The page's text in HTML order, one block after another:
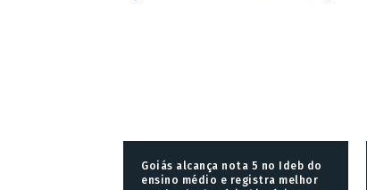
Goiás alcança nota 5 no Ideb do
ensino médio e registra melhor